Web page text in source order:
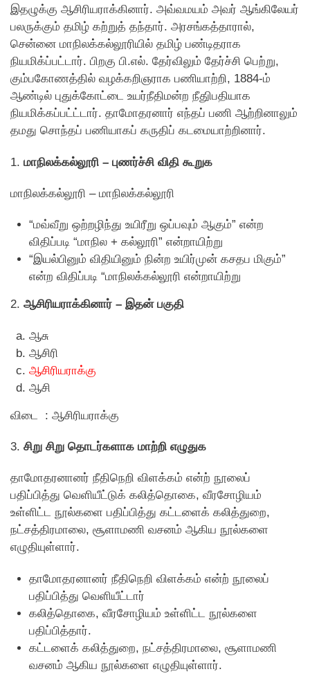
இதழுக்கு ஆசிரியராக்கினார். அவ்வமயம் அவர் ஆங்கிலேயர்
பலருக்கும் தமிழ் கற்றுத் தந்தார். அரசங்கத்தாரால்,
சென்னை மாநிலக்கல்லூரியில் தமிழ் பண்டிதராக
நியமிக்ப்பட்டார். பிறகு பி.எல். தேர்விலும் தேர்ச்சி பெற்று,
கும்பகோணத்தில் வழக்கறிஞராக பணியாற்றி, 1884-ம்
ஆண்டில் புதுக்கோட்டை உயர்நீதிமன்ற நீதுிபதியாக
நியமிக்கப்பட்ட்டார். தாமோதரனார் எந்தப் பணி ஆற்றினாலும்
தமது சொந்தப் பணியாகப் கருதிப் கடமையாற்றினார்.
1. மாநிலக்கல்லூரி – புணர்ச்சி விதி கூறுக
மாநிலக்கல்லூரி – மாநிலக்கல்லூரி
“மவ்வீறு ஒற்றழிந்து உயிரீறு ஒப்பவும் ஆகும்” என்ற
விதிப்படி “மாநில + கல்லூரி” என்றாயிற்று
“இயல்பினும் விதியினும் நின்ற உயிர்முன் கசதப மிகும்”
என்ற விதிப்படி “மாநிலக்கல்லூரி என்றாயிற்று
2. ஆசிரியராக்கினார் – இதன் பகுதி
ஆசு
ஆசிரி
ஆசிரியராக்கு
ஆசி
விடை : ஆசிரியராக்கு
3. சிறு சிறு தொடர்களாக மாற்றி எழுதுக
தாமோதரனானர் நீதிநெறி விளக்கம் என்ற் நூலைப்
பதிப்பித்து வெளியீட்டுக் கலித்தொகை, வீரசோழியம்
உள்ளிட்ட நூல்களை பதிப்பித்து கட்டளைக் கலித்துறை,
நட்சத்திரமாலை, சூளாமணி வசனம் ஆகிய நூல்களை
எழுதியுள்ளார்.
தாமோதரனானர் நீதிநெறி விளக்கம் என்ற் நூலைப்
பதிப்பித்து வெளியீட்டார்
கலித்தொகை, வீரசோழியம் உள்ளிட்ட நூல்களை
பதிப்பித்தார்.
கட்டளைக் கலித்துறை, நட்சத்திரமாலை, சூளாமணி
வசனம் ஆகிய நூல்களை எழுதியுள்ளார்.